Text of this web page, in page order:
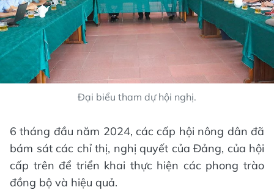
Đại biểu tham dự hội nghị.
6 tháng đầu năm 2024, các cấp hội nông dân đã
bám sát các chỉ thị, nghị quyết của Đảng, của hội
cấp trên để triển khai thực hiện các phong trào
đồng bộ và hiệu quả.